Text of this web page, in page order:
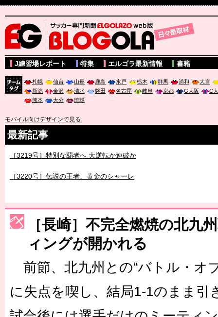
サッカー専門新聞ELGOLAZO web版 BLOGOLA
J練習場レポート 特集 エルゴラ最新情報 書籍
札幌 仙台 山形 鹿島 水戸 栃木 群馬 浦和
大宮
新潟
金沢 清水 磐田 名古屋 岐阜 京都 G大阪
C
熊本
大分 琉球
モバイル向けデザインで見る
最新記事
［3219号］特別な覇者へ 大逆転か連破か
［3220号］伝説の王者、黄金のシャーレ
［3230号］世界一への夢は終わらない
［3223号］一丸。日本出陣
［3222号］史上最大のW杯開幕 注目は「個」
［長崎］不完全燃焼の北九
ィングが開かれる
前節、北九州との“バトル・オ
に失点を喫し、結局1-1のまま引